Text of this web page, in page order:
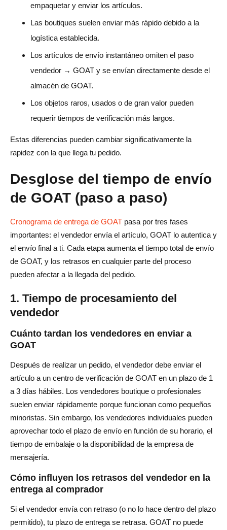
empaquetar y enviar los artículos.
Las boutiques suelen enviar más rápido debido a la
logística establecida.
Los artículos de envío instantáneo omiten el paso
vendedor → GOAT y se envían directamente desde el
almacén de GOAT.
Los objetos raros, usados o de gran valor pueden
requerir tiempos de verificación más largos.
Estas diferencias pueden cambiar significativamente la
rapidez con la que llega tu pedido.
Desglose del tiempo de envío
de GOAT (paso a paso)
Cronograma de entrega de GOAT pasa por tres fases
importantes: el vendedor envía el artículo, GOAT lo autentica y
el envío final a ti. Cada etapa aumenta el tiempo total de envío
de GOAT, y los retrasos en cualquier parte del proceso
pueden afectar a la llegada del pedido.
1. Tiempo de procesamiento del
vendedor
Cuánto tardan los vendedores en enviar a
GOAT
Después de realizar un pedido, el vendedor debe enviar el
artículo a un centro de verificación de GOAT en un plazo de 1
a 3 días hábiles. Los vendedores boutique o profesionales
suelen enviar rápidamente porque funcionan como pequeños
minoristas. Sin embargo, los vendedores individuales pueden
aprovechar todo el plazo de envío en función de su horario, el
tiempo de embalaje o la disponibilidad de la empresa de
mensajería.
Cómo influyen los retrasos del vendedor en la
entrega al comprador
Si el vendedor envía con retraso (o no lo hace dentro del plazo
permitido), tu plazo de entrega se retrasa. GOAT no puede